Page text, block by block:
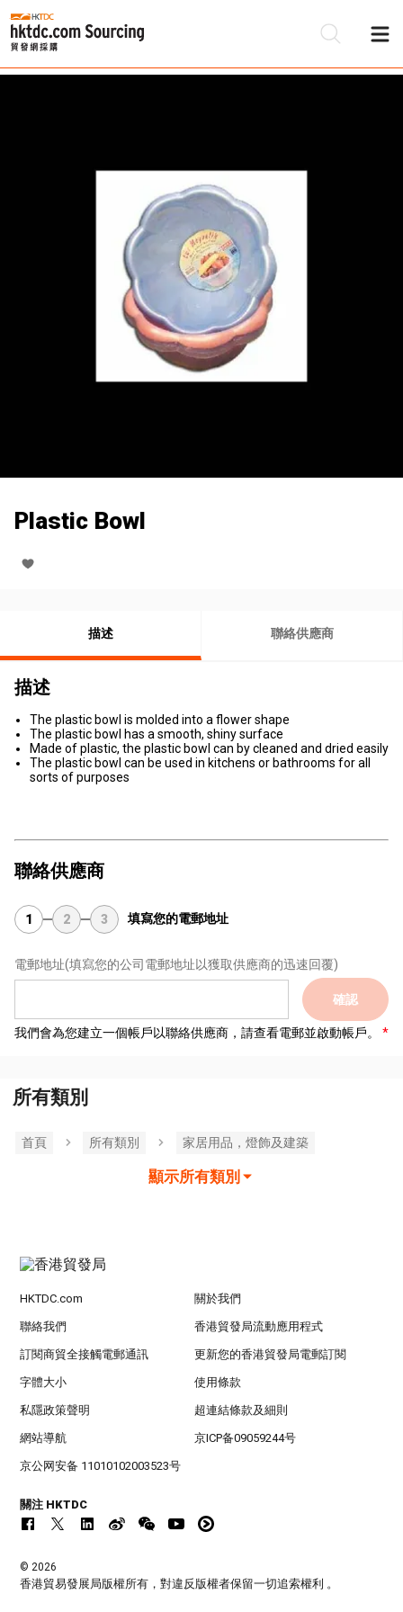
Plastic Bowl
描述 聯絡供應商
描述
The plastic bowl is molded into a flower shape
The plastic bowl has a smooth, shiny surface
Made of plastic, the plastic bowl can by cleaned and dried easily
The plastic bowl can be used in kitchens or bathrooms for all
sorts of purposes
聯絡供應商
1 2 3 填寫您的電郵地址
電郵地址(填寫您的公司電郵地址以獲取供應商的迅速回覆)
確認
我們會為您建立一個帳戶以聯絡供應商，請查看電郵並啟動帳戶。
所有類別
首頁 所有類別 家居用品，燈飾及建築
顯示所有類別
HKTDC.com 關於我們
聯絡我們 香港貿發局流動應用程式
訂閱商貿全接觸電郵通訊 更新您的香港貿發局電郵訂閱
字體大小 使用條款
私隱政策聲明 超連結條款及細則
網站導航 京ICP备09059244号
京公网安备 11010102003523号
關注 HKTDC
© 2026
香港貿易發展局版權所有，對違反版權者保留一切追索權利 。